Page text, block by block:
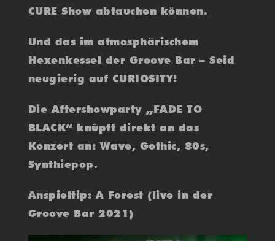
CURE Show abtauchen können.
Und das im atmosphärischem
Hexenkessel der Groove Bar – Seid
neugierig auf CURIOSITY!
Die Aftershowparty „FADE TO
BLACK“ knüpft direkt an das
Konzert an: Wave, Gothic, 80s,
Synthiepop.
Anspieltip: A Forest (live in der
Groove Bar 2021)